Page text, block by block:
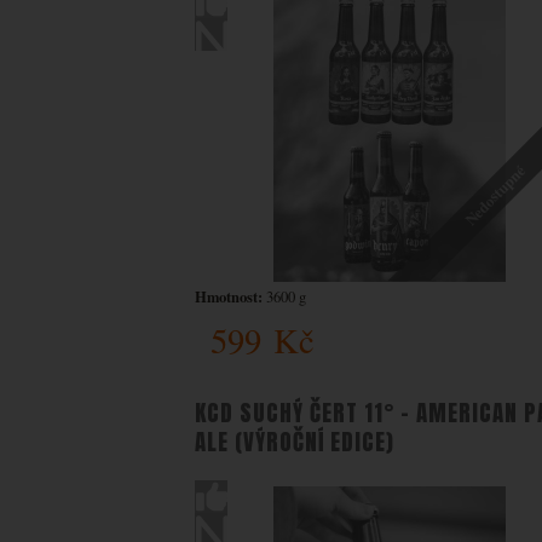
Tyto
takže
Nedostupné
599 Kč
Hmotnost: 3600 g
KCD SUCHÝ ČERT 11° – AMERICAN
ALE (VÝROČNÍ EDICE)